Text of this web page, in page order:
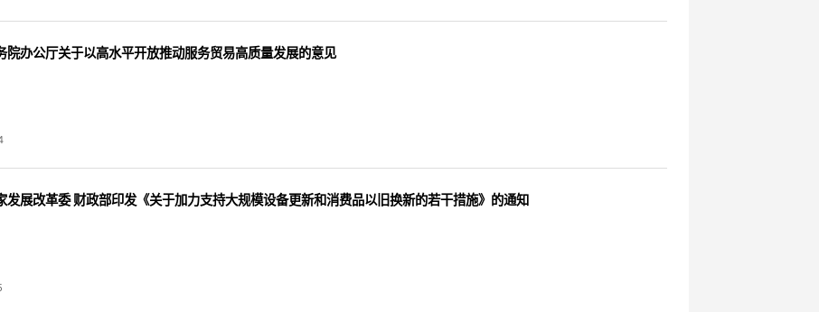
院办公厅关于以高水平开放推动服务贸易高质量发展的意见
发展改革委 财政部印发《关于加力支持大规模设备更新和消费品以旧换新的若干措施》的通知